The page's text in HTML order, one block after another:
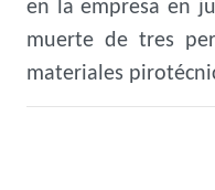
en la empresa en
muerte de tres
materiales